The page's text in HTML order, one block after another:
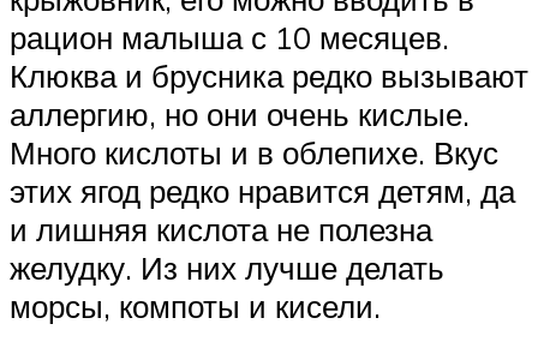
рацион малыша с 10 месяцев.
Клюква и брусника редко вызывают
аллергию, но они очень кислые.
Много кислоты и в облепихе. Вкус
этих ягод редко нравится детям, да
и лишняя кислота не полезна
желудку. Из них лучше делать
морсы, компоты и кисели.